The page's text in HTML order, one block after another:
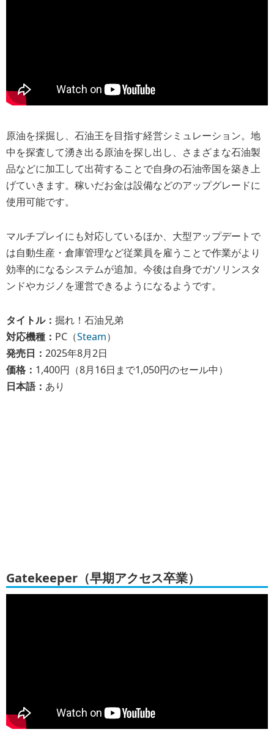
原油を採掘し、石油王を目指す経営シミュレーション。地
中を探査して湧き出る原油を探し出し、さまざまな石油製
品などに加工して出荷することで自身の石油帝国を築き上
げていきます。稼いだお金は設備などのアップグレードに
使用可能です。
マルチプレイにも対応しているほか、大型アップデートで
は自動生産・倉庫管理など従業員を雇うことで作業がより
効率的になるシステムが追加。今後は自身でガソリンスタ
ンドやカジノを運営できるようになるようです。
タイトル： 掘れ！石油兄弟
対応機種： PC（Steam）
発売日： 2025年8月2日
価格： 1,400円（8月16日まで1,050円のセール中）
日本語： あり
Gatekeeper（早期アクセス卒業）